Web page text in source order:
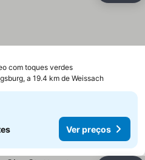
com toques verdes
a 19.4 km de Weissach
Ver preços